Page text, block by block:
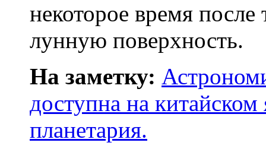
некоторое время после
лунную поверхность.
На заметку:
доступна на
планетария.